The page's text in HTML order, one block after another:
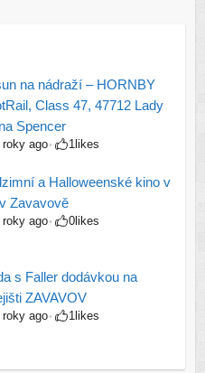
na nádraží – HORNBY
Class 47, 47712 Lady
Spencer
roky ago• 1likes
a Halloweenské kino v
Zavavově
roky ago• 0likes
s Faller dodávkou na
ZAVAVOV
roky ago• 1likes